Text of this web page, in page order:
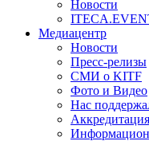
Новости
Медиацентр
Новости
Пресс-релизы
СМИ о KITF
Фото и Видео
Нас